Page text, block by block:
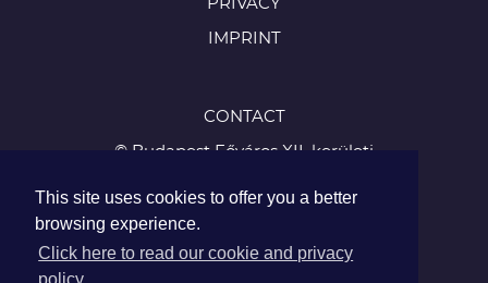
This site uses cookies to offer you a better
browsing experience.
Click here to read our cookie and privacy
PRIVACY
IMPRINT
CONTACT
© Budapest Főváros XII. kerületi
1126 Budapest, Böszörményi út 23-25
Tel.: